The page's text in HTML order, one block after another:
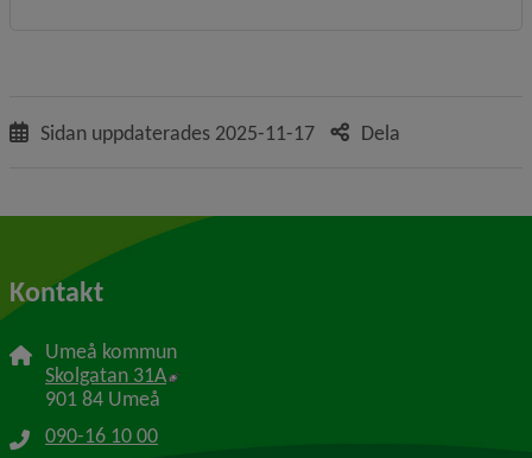
Sidan uppdaterades 2025-11-17 Dela
Kontakt
Umeå kommun
Skolgatan 31A Länk till annan webbplats, öppnas i nytt
901 84 Umeå
090-16 10 00